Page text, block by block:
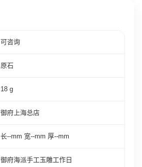
可咨询
原石
18 g
御府上海总店
长--mm 宽--mm 厚--mm
御府海派手工玉雕工作日